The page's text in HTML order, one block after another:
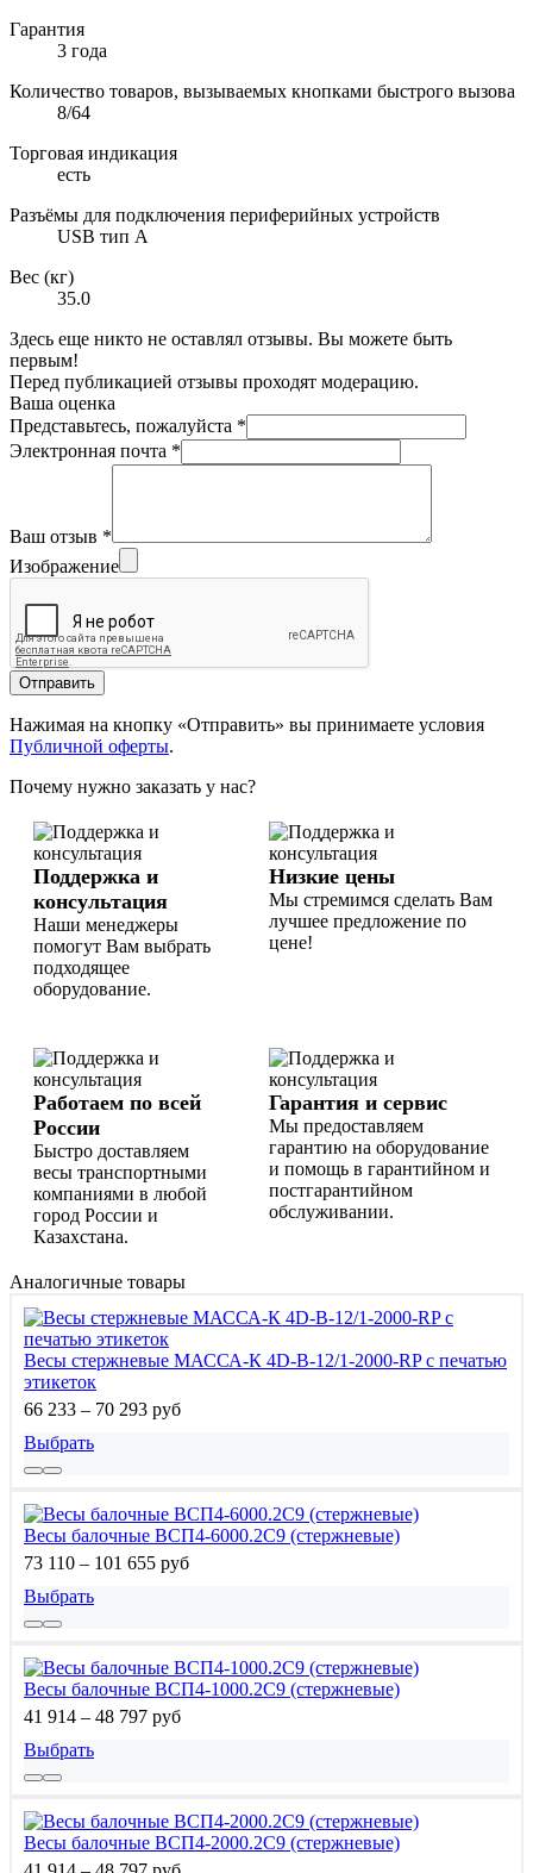
Гарантия
3 года
Количество товаров, вызываемых кнопками быстрого вызова
8/64
Торговая индикация
есть
Разъёмы для подключения периферийных устройств
USB тип А
Вес (кг)
35.0
Здесь еще никто не оставлял отзывы. Вы можете быть
первым!
Перед публикацией отзывы проходят модерацию.
Ваша оценка
Представьтесь, пожалуйста *
Электронная почта *
Ваш отзыв *
Изображение
Отправить
Нажимая на кнопку «Отправить» вы принимаете условия
Публичной оферты.
Почему нужно заказать у нас?
Поддержка и
консультация
Наши менеджеры
помогут Вам выбрать
подходящее
оборудование.
Низкие цены
Мы стремимся сделать Вам
лучшее предложение по
цене!
Работаем по всей
России
Быстро доставляем
весы транспортными
компаниями в любой
город России и
Казахстана.
Гарантия и сервис
Мы предоставляем
гарантию на оборудование
и помощь в гарантийном и
постгарантийном
обслуживании.
Аналогичные товары
Весы стержневые МАССА-К 4D-B-12/1-2000-RP с печатью
этикеток
66 233 – 70 293 руб
Выбрать
Весы балочные ВСП4-6000.2С9 (стержневые)
73 110 – 101 655 руб
Выбрать
Весы балочные ВСП4-1000.2С9 (стержневые)
41 914 – 48 797 руб
Выбрать
Весы балочные ВСП4-2000.2С9 (стержневые)